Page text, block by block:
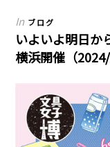
In ブログ
いよいよ明日か
横浜開催（